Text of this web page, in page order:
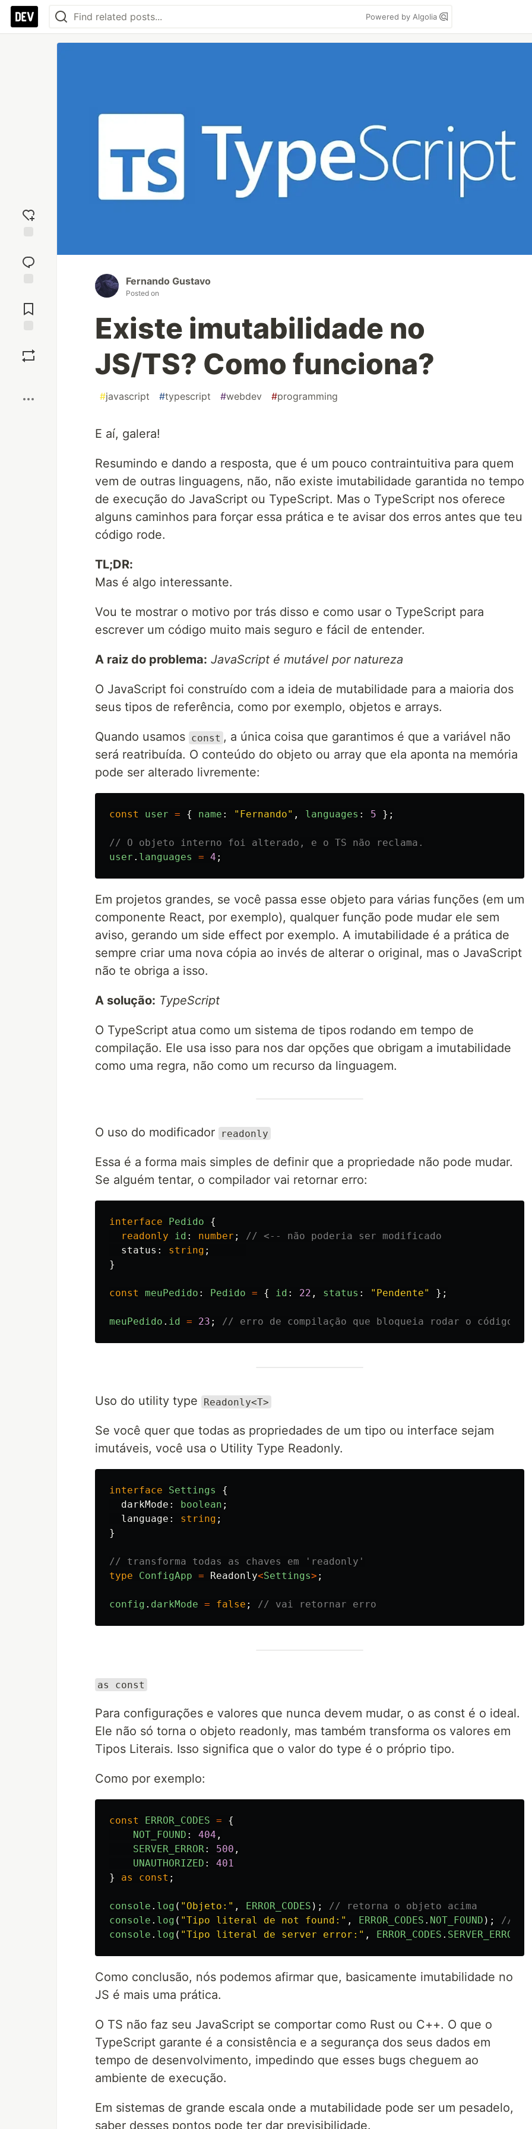
Powered by Algolia
reaction
Comments
Fernando Gustavo
Posted on
Existe imutabilidade no
JS/TS? Como funciona?
#javascript #typescript #webdev #programming
E aí, galera!
Resumindo e dando a resposta, que é um pouco contraintuitiva para quem
vem de outras linguagens, não, não existe imutabilidade garantida no tempo
de execução do JavaScript ou TypeScript. Mas o TypeScript nos oferece
alguns caminhos para forçar essa prática e te avisar dos erros antes que teu
código rode.
TL;DR:
Mas é algo interessante.
Vou te mostrar o motivo por trás disso e como usar o TypeScript para
escrever um código muito mais seguro e fácil de entender.
A raiz do problema: JavaScript é mutável por natureza
O JavaScript foi construído com a ideia de mutabilidade para a maioria dos
seus tipos de referência, como por exemplo, objetos e arrays.
Quando usamos const , a única coisa que garantimos é que a variável não
será reatribuída. O conteúdo do objeto ou array que ela aponta na memória
pode ser alterado livremente:
const user = { name : " Fernando" , languages : 5 };
// O objeto interno foi alterado, e o TS não reclama.
user . languages = 4 ;
Em projetos grandes, se você passa esse objeto para várias funções (em um
componente React, por exemplo), qualquer função pode mudar ele sem
aviso, gerando um side effect por exemplo. A imutabilidade é a prática de
sempre criar uma nova cópia ao invés de alterar o original, mas o JavaScript
não te obriga a isso.
A solução: TypeScript
O TypeScript atua como um sistema de tipos rodando em tempo de
compilação. Ele usa isso para nos dar opções que obrigam a imutabilidade
como uma regra, não como um recurso da linguagem.
O uso do modificador readonly
Essa é a forma mais simples de definir que a propriedade não pode mudar.
Se alguém tentar, o compilador vai retornar erro:
interface Pedido
{
readonly
id : number ;
// <-- não poderia ser modificado
status : string ;
}
const meuPedido : Pedido = { id : 22 , status : " Pendente" };
meuPedido . id = 23 ; // erro de compilação que bloqueia rodar o código
Uso do utility type Readonly<T>
Se você quer que todas as propriedades de um tipo ou interface sejam
imutáveis, você usa o Utility Type Readonly.
interface Settings
{
darkMode : boolean ;
language : string ;
}
// transforma todas as chaves em 'readonly'
type
ConfigApp = Readonly<Settings> ;
config . darkMode = false ; // vai retornar erro
as const
Para configurações e valores que nunca devem mudar, o as const é o ideal.
Ele não só torna o objeto readonly, mas também transforma os valores em
Tipos Literais. Isso significa que o valor do type é o próprio tipo.
Como por exemplo:
const ERROR_CODES =
{
NOT_FOUND : 404 ,
SERVER_ERROR: 500 ,
UNAUTHORIZED :
401
}
as const ;
console . log ( " Objeto: " , ERROR_CODES );
// retorna o objeto acima
console . log ( "Tipo literal de not found: " , ERROR_CODES . NOT_FOUND );
//
console . log ( "Tipo literal de server error: " , ERROR_CODES . SERVER_ERROR
Como conclusão, nós podemos afirmar que, basicamente imutabilidade no
JS é mais uma prática.
O TS não faz seu JavaScript se comportar como Rust ou C++. O que o
TypeScript garante é a consistência e a segurança dos seus dados em
tempo de desenvolvimento, impedindo que esses bugs cheguem ao
ambiente de execução.
Em sistemas de grande escala onde a mutabilidade pode ser um pesadelo,
saber desses pontos pode ter dar previsibilidade.